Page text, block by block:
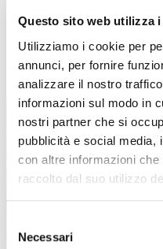
Questo sito web utilizza
Utilizziamo i cookie per
annunci, per fornire
analizzare il nostro
informazioni sul modo in
nostri partner che si
pubblicità e social media,
con altre informazioni
raccolto dal suo utilizzo
delNecessari
Canyon, vallate, rupi calcaree e